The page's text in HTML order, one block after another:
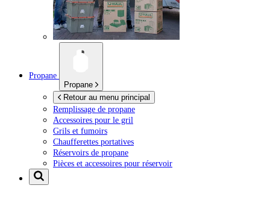
Propane
Propane
Retour au menu principal
Remplissage de propane
Accessoires pour le gril
Grils et fumoirs
Chaufferettes portatives
Réservoirs de propane
Pièces et accessoires pour réservoir